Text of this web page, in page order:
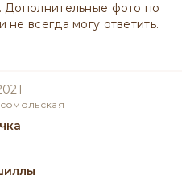
Дополнительные фото по
всегда могу ответить.